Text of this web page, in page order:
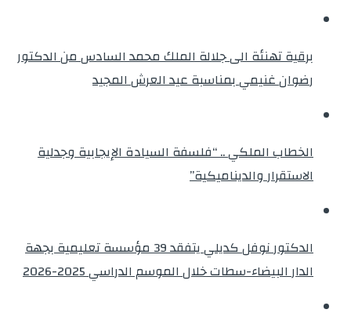
برقية تهنئة الى جلالة الملك محمد السادس من الدكتور
رضوان غنيمي بمناسبة عيد العرش المجيد
الخطاب الملكي .. “فلسفة السيادة الإيجابية وجدلية
الاستقرار والديناميكية”
الدكتور نوفل كديلي يتفقد 39 مؤسسة تعليمية بجهة
الدار البيضاء-سطات خلال الموسم الدراسي 2025-2026